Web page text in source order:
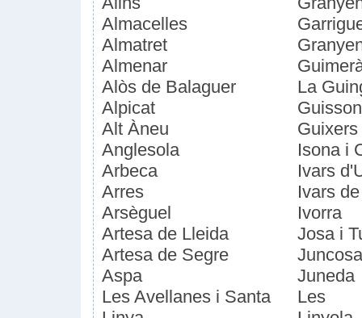
Almacelles
Almatret
Almenar
Alòs de Balaguer
Alpicat
Alt Àneu
Anglesola
Arbeca
Arres
Arsèguel
Artesa de Lleida
Artesa de Segre
Aspa
Les Avellanes i Santa
La
Guixers
Isona i
Ivars
Ivars
Ivorra
Josa i
Juncosa
Juneda
Les